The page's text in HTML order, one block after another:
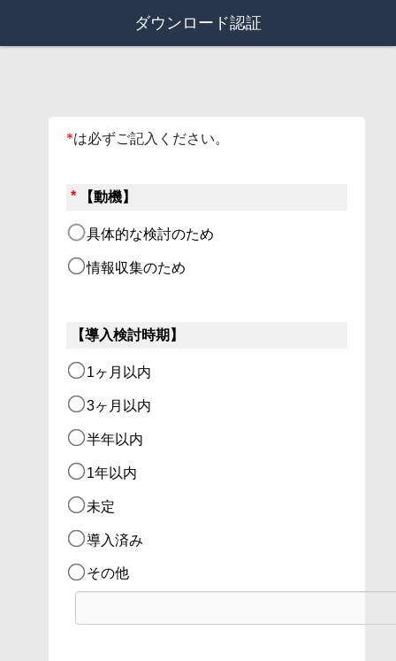
ダウンロード認証
*は必ずご記入ください。
* 【動機】
具体的な検討のため
情報収集のため
【導入検討時期】
1ヶ月以内
3ヶ月以内
半年以内
1年以内
未定
導入済み
その他